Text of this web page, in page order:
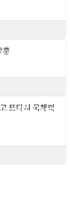
right, Theory
훈
right, Theory
또다시 육체의